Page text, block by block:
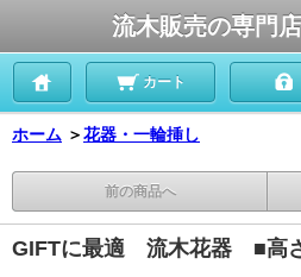
流木販売の専門
カート
ホーム ＞花器・一輪挿し
前の商品へ
GIFTに最適 流木花器 ■高